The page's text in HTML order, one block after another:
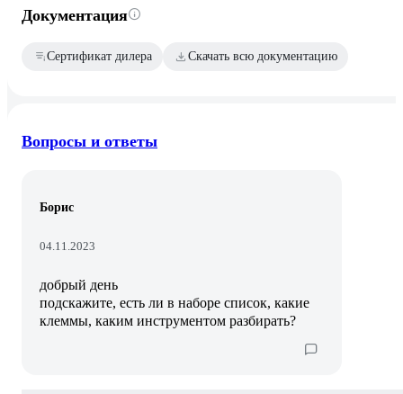
Документация
Сертификат дилера Скачать всю документацию
Вопросы и ответы
Борис
04.11.2023
добрый день
подскажите, есть ли в наборе список, какие
клеммы, каким инструментом разбирать?